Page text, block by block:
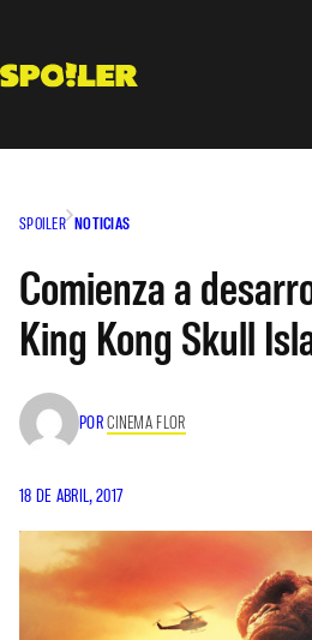
contenido
SPOILER NOTICIAS
Comienza a
King Kong Skull
PORCINEMA FLOR
18 DE ABRIL, 2017